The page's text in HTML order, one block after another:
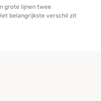
grote lijnen twee
belangrijkste verschil zit